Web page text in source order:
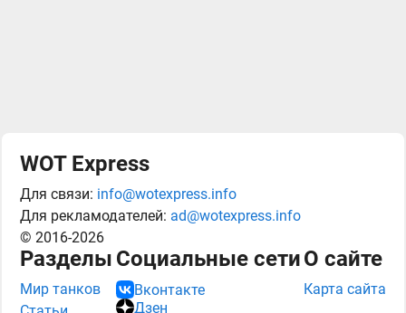
WOT Express
Для связи: info@wotexpress.info
Для рекламодателей: ad@wotexpress.info
© 2016-2026
Разделы
Мир танков
Социальные сети
Вконтакте
Дзен
О сайте
Карта сайта